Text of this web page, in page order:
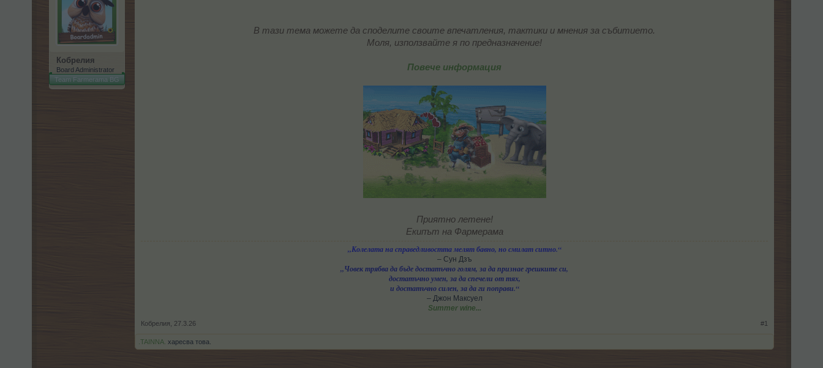
Кобрелия
Board Administrator
Team Farmerama BG
В тази тема можете да споделите своите впечатления, тактики и мнения за събитието.
Моля, използвайте я по предназначение!
Повече информация
Приятно летене!
Екипът на Фармерама
„Колелата на справедливостта мелят бавно, но смилат ситно.“
– Сун Дзъ
„Човек трябва да бъде достатъчно голям, за да признае грешките си,
достатъчно умен, за да спечели от тях,
и достатъчно силен, за да ги поправи.“
– Джон Максуел
Summer wine...
Кобрелия 27.3.26 #1
.TAINNA. харесва това.